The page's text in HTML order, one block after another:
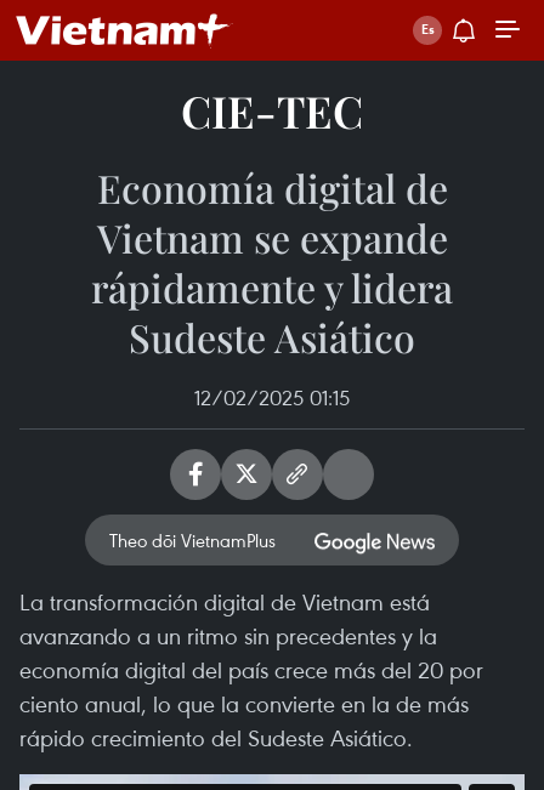
CIE-TEC
Economía digital de
Vietnam se expande
rápidamente y lidera
Sudeste Asiático
12/02/2025 01:15
Theo dõi VietnamPlus
La transformación digital de Vietnam está
avanzando a un ritmo sin precedentes y la
economía digital del país crece más del 20 por
ciento anual, lo que la convierte en la de más
rápido crecimiento del Sudeste Asiático.